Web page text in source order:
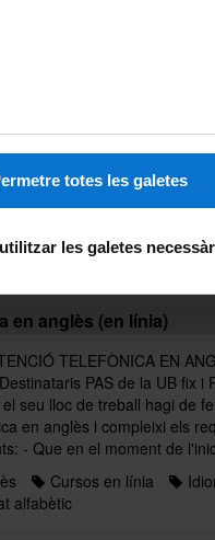
totes les galetes
les galetes
Destinataris PAS de la UB fix i
el seu lloc de treball hagi de
en anglès i compleixi els
- Que en el moment de
en anglès (en línia)
TELEFÒNICA EN
PAS de la UB fix i
seu lloc de treball hagi de
en anglès i compleixi els
- Que en el moment de
Cursos en línia
alfabètic